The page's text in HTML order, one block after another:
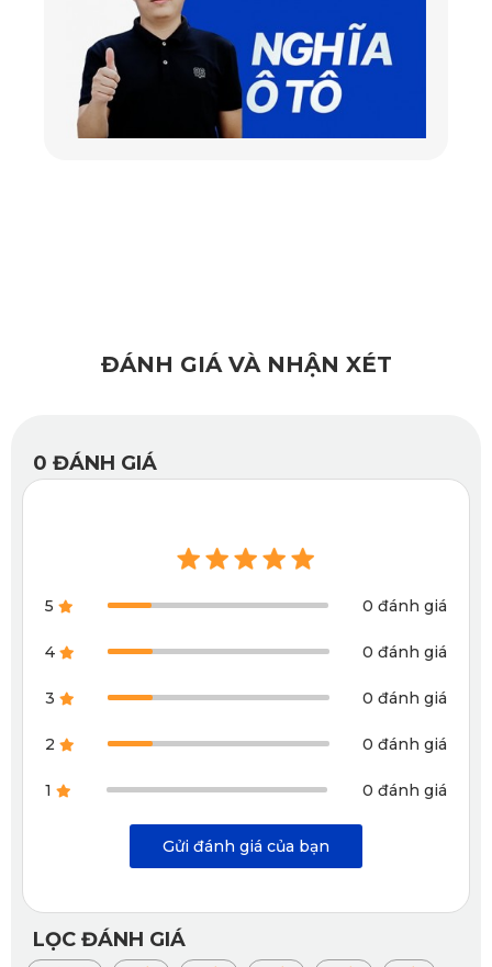
phân giải lên tới 4K, mang lại hình ảnh siêu sắc nét, ghi hình
chi tiết ngay cả trong điều kiện ánh sáng yếu.
thế hệ mới, với cảm biến trước GC4653 và cảm biến sau
JX-F37, cho khả năng ghi hình rõ nét cả ban ngày lẫn ban
đêm.
Bên cạnh đó, thiết bị còn tích hợp cảm biến va chạm G-
sensor, tự động lưu lại video khi xảy ra sự cố, bảo vệ dữ liệu
Camera hành trình Ford Everest KD002 Pro kết nối trực tiếp
với ứng dụng KATA Dash Cam, cho phép phát lại, tải xuống,
ĐÁNH GIÁ VÀ NHẬN XÉT
0 ĐÁNH GIÁ
5 0 đánh giá
4 0 đánh giá
3 0 đánh giá
2 0 đánh giá
1 0 đánh giá
Gửi đánh giá của bạn
LỌC ĐÁNH GIÁ